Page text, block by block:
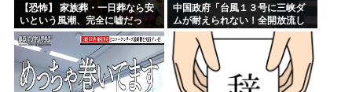
【恐怖】 家族葬・一日葬なら安
いという風潮、完全に嘘だっ
た・・・・
中国政府「台風１３号に三峡ダ
ムが耐えられない！全開放流し
ろ！」⇒ 下流域の街が壊滅状態
ｗｗｗｗｗ